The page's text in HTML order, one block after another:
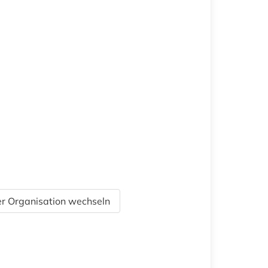
Organisation wechseln